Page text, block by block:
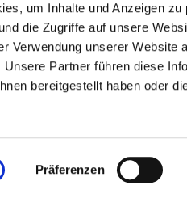
um Inhalte und Anzeigen
die Zugriffe auf unsere
Verwendung unserer Website
Unsere Partner führen diese
bereitgestellt haben oder
Präferenzen